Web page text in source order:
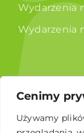
Cenimy
Używamy
Wydarzenia
Wydarzenia
Raporty
Broszura